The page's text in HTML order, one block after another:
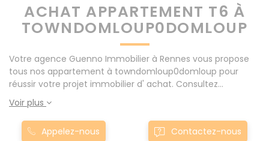
ACHAT APPARTEMENT T6 À
TOWNDOMLOUP0DOMLOUP
Votre agence Guenno Immobilier à Rennes vous propose
tous nos appartement à towndomloup0domloup pour
réussir votre projet immobilier d' achat. Consultez
l'ensemble de nos offres à Rennes mais également aux
alentours : Le Rheu, Pacé, Montgermont... Nos appartement
T6 à towndomloup0domloup sont proposés au meilleur prix
du marché pour permettre au plus grand nombre de
Voir plus
Appelez-nous Contactez-nous